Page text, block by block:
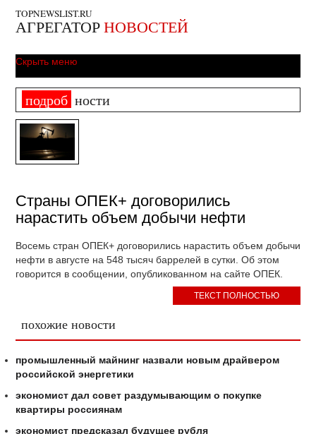
TOPNEWSLIST.RU
АГРЕГАТОРНОВОСТЕЙ
Скрыть меню
подроб ности
Страны ОПЕК+ договорились
нарастить объем добычи нефти
Восемь стран ОПЕК+ договорились нарастить объем добычи
нефти в августе на 548 тысяч баррелей в сутки. Об этом
говорится в сообщении, опубликованном на сайте ОПЕК.
ТЕКСТ ПОЛНОСТЬЮ
похожие новости
промышленный майнинг назвали новым драйвером
российской энергетики
экономист дал совет раздумывающим о покупке
квартиры россиянам
экономист предсказал будущее рубля